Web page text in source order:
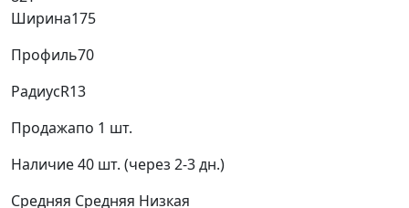
Ширина175
Профиль70
РадиусR13
Продажапо 1 шт.
Наличие40 шт. (через 2-3 дн.)
Средняя Средняя Низкая